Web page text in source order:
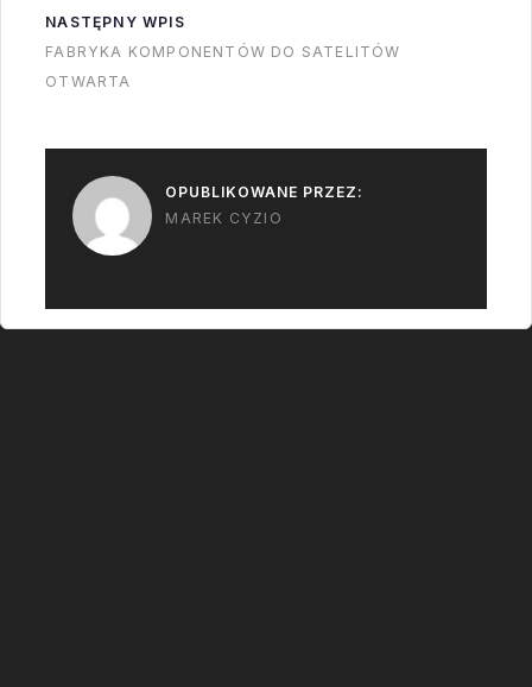
jest tak głupi jak…
NASTĘPNY WPIS
FABRYKA KOMPONENTÓW DO SATELITÓW
OTWARTA
OPUBLIKOWANE PRZEZ:
MAREK CYZIO